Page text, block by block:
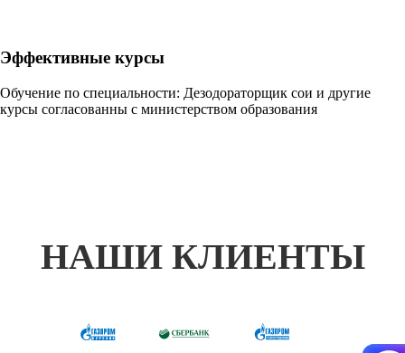
Эффективные курсы
Обучение по специальности: Дезодораторщик сои и другие
курсы согласованны с министерством образования
НАШИ КЛИЕНТЫ